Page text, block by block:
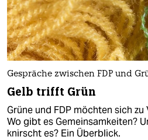
Gespräche zwischen FDP und
Gelb trifft Grün
Grüne und FDP möchten sich
Wo gibt es Gemeinsamkeiten?
knirscht es? Ein Überblick.